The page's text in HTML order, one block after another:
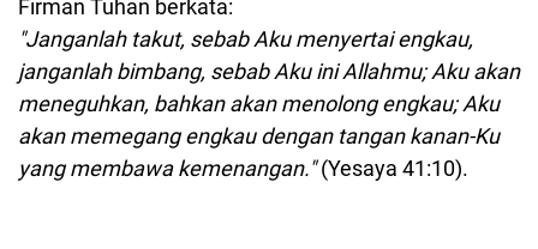
Firman Tuhan berkata:
"Janganlah takut, sebab Aku menyertai engkau,
janganlah bimbang, sebab Aku ini Allahmu; Aku akan
meneguhkan, bahkan akan menolong engkau; Aku
akan memegang engkau dengan tangan kanan-Ku
yang membawa kemenangan."(Yesaya 41:10).